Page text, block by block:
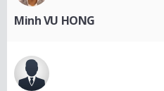
Minh VU HONG